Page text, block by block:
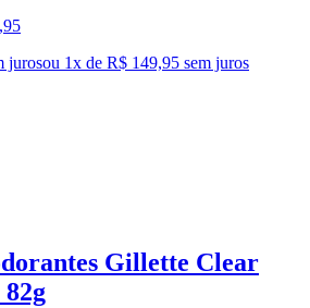
,95
jurosou 1x de R$ 149,95 sem juros
Gillette Clear